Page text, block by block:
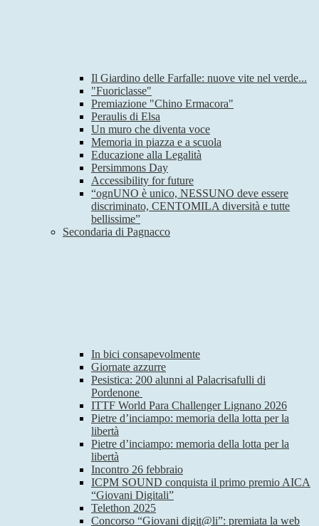
Il Giardino delle Farfalle: nuove vite nel verde...
"Fuoriclasse"
Premiazione "Chino Ermacora"
Peraulis di Elsa
Un muro che diventa voce
Memoria in piazza e a scuola
Educazione alla Legalità
Persimmons Day
Accessibility for future
“ognUNO è unico, NESSUNO deve essere
discriminato, CENTOMILA diversità e tutte
bellissime”
Secondaria di Pagnacco
In bici consapevolmente
Giornate azzurre
Pesistica: 200 alunni al Palacrisafulli di
Pordenone
ITTF World Para Challenger Lignano 2026
Pietre d’inciampo: memoria della lotta per la
libertà
Pietre d’inciampo: memoria della lotta per la
libertà
Incontro 26 febbraio
ICPM SOUND conquista il primo premio AICA
“Giovani Digitali”
Telethon 2025
Concorso “Giovani digit@li”: premiata la web